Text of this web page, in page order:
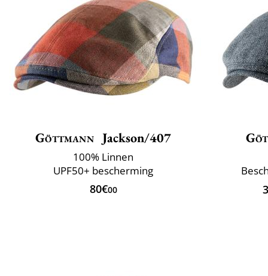
Göttmann Jackson/407
100% Linnen
UPF50+ bescherming
80€00